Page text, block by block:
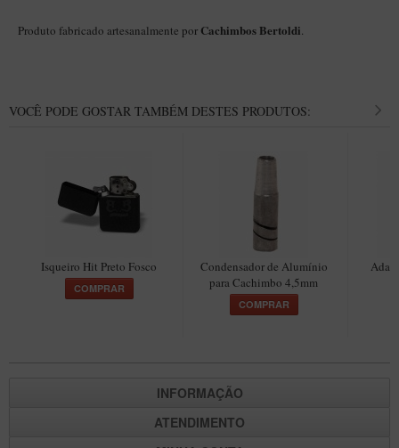
Produto fabricado artesanalmente por Cachimbos Bertoldi.
VOCÊ PODE GOSTAR TAMBÉM DESTES PRODUTOS:
Isqueiro Hit Preto Fosco
COMPRAR
Condensador de Alumínio
para Cachimbo 4,5mm
COMPRAR
INFORMAÇÃO
ATENDIMENTO